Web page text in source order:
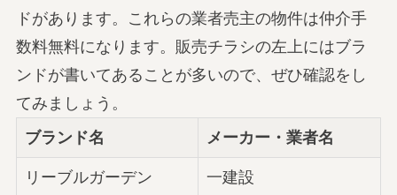
ドがあります。これらの業者売主の物件は仲介手
数料無料になります。販売チラシの左上にはブラ
ンドが書いてあることが多いので、ぜひ確認をし
てみましょう。
ブランド名
メーカー・業者名
リーブルガーデン 一建設